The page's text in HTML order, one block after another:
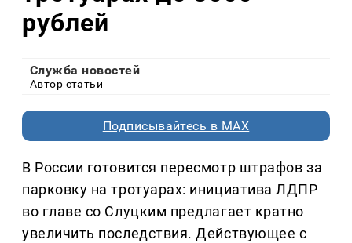
рублей
Служба новостей
Автор статьи
Подписывайтесь в MAX
В России готовится пересмотр штрафов за
парковку на тротуарах: инициатива ЛДПР
во главе со Слуцким предлагает кратно
увеличить последствия. Действующее с